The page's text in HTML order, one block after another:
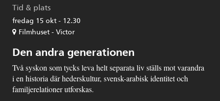
Tid & plats
fredag 15 okt - 12.30
Filmhuset - Victor
Den andra generationen
Två syskon som tycks leva helt separata liv ställs mot varandra
i en historia där hederskultur, svensk-arabisk identitet och
familjerelationer utforskas.